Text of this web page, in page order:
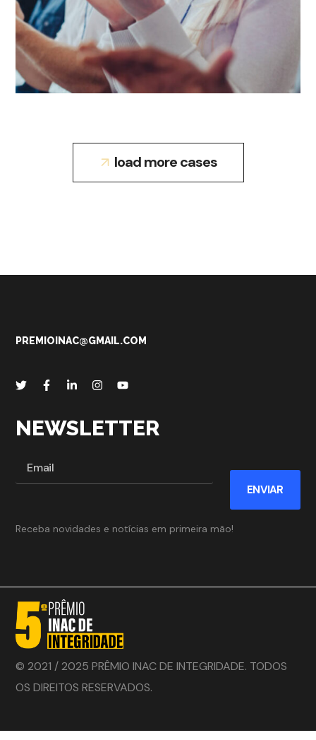
Projetos Academicos Tecnologia
AI REVOLUTIONIZING
load more cases
PREMIOINAC@GMAIL.COM
NEWSLETTER
ENVIAR
Receba novidades e notícias em primeira mão!
© 2021 / 2025 PRÊMIO INAC DE INTEGRIDADE. TODOS
OS DIREITOS RESERVADOS.
Desenvolvido por :